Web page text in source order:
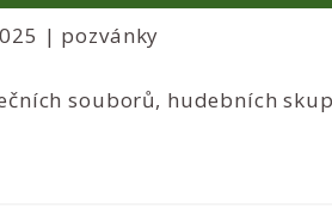
| pozvánky
souborů, hudebních